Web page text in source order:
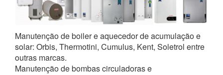
Manutenção de boiler e aquecedor de acumulação e
solar: Orbis, Thermotini, Cumulus, Kent, Soletrol entre
outras marcas.
Manutenção de bombas circuladoras e